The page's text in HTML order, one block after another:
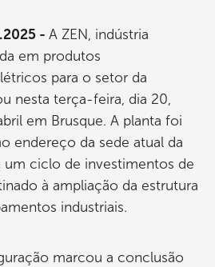
- A ZEN, indústria
em produtos
para o setor da
nesta terça-feira, dia 20,
em Brusque. A planta foi
endereço da sede atual da
ciclo de investimentos de
à ampliação da estrutura
industriais.
marcou a conclusão